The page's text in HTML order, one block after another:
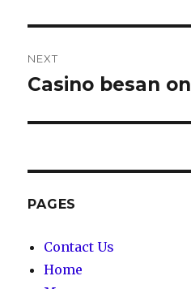
NEXT
Next
Casino besan on
PAGES
Contact Us
Home